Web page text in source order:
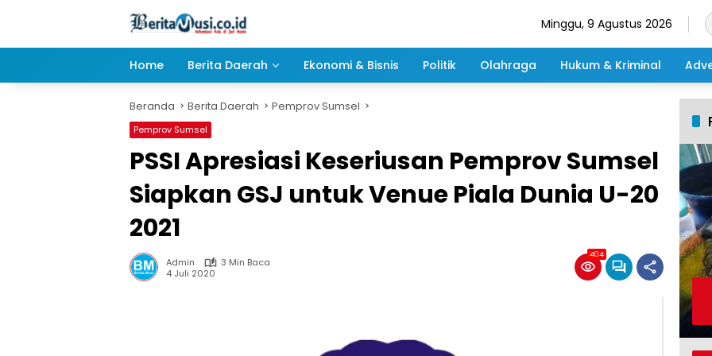
Minggu, 9 Agustus 2026
Home Berita Daerah Ekonomi & Bisnis Politik Olahraga Hukum & Kriminal
Beranda Berita Daerah Pemprov Sumsel
Pemprov Sumsel
PSSI Apresiasi Keseriusan Pemprov Sumsel
Siapkan GSJ untuk Venue Piala Dunia U-20
2021
Admin
3 Min Baca
4 Juli 2020
404